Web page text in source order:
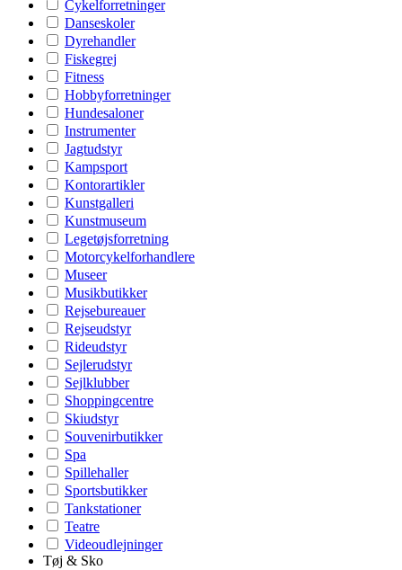
Cykelforretninger
Danseskoler
Dyrehandler
Fiskegrej
Fitness
Hobbyforretninger
Hundesaloner
Instrumenter
Jagtudstyr
Kampsport
Kontorartikler
Kunstgalleri
Kunstmuseum
Legetøjsforretning
Motorcykelforhandlere
Museer
Musikbutikker
Rejsebureauer
Rejseudstyr
Rideudstyr
Sejlerudstyr
Sejlklubber
Shoppingcentre
Skiudstyr
Souvenirbutikker
Spa
Spillehaller
Sportsbutikker
Tankstationer
Teatre
Videoudlejninger
Tøj & Sko